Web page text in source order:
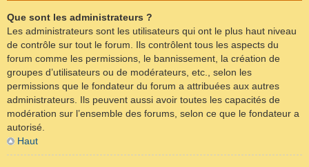
Que sont les administrateurs ?
Les administrateurs sont les utilisateurs qui ont le plus haut niveau
de contrôle sur tout le forum. Ils contrôlent tous les aspects du
forum comme les permissions, le bannissement, la création de
groupes d’utilisateurs ou de modérateurs, etc., selon les
permissions que le fondateur du forum a attribuées aux autres
administrateurs. Ils peuvent aussi avoir toutes les capacités de
modération sur l’ensemble des forums, selon ce que le fondateur a
autorisé.
Haut